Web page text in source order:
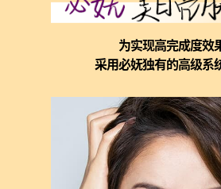
为实现高完成度效
采用必妩独有的高级系